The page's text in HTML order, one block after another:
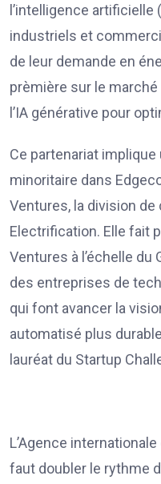
l’intelligence artificielle
industriels et
de leur demande en
prèmière sur le
l’IA générative pour
Ce partenariat
minoritaire dans
Ventures, la division de
Electrification. Elle fait
Ventures à l’échelle du
des entreprises de
qui font avancer la
automatisé plus
lauréat du Startup
L’Agence internationale
faut doubler le rythme